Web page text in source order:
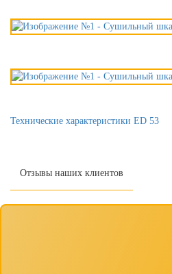
Технические характеристики ED 53
Отзывы наших клиентов